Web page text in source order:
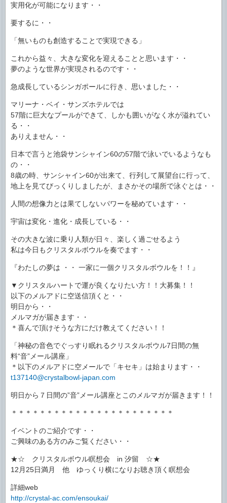
実用化が可能になります・・
要するに・・
「無いものも創造することで実現できる」
これから益々、大きな変化を迎えることと思います・・
夢のような世界が実現されるのです・・
急成長しているシンガポールに行き、思いました・・
マリーナ・ベイ・サンズホテルでは
57階に巨大なプールができて、しかも囲いがなく水が溢れてい
る・・
ありえません・・
日本で言うと池袋サンシャイン60の57階で泳いでいるようなも
の・・
8歳の時、サンシャイン60が出来て、行列して展望台に行って、
地上を見てびっくりしましたが、まさかその場所で泳ぐとは・・
人間の想像力とは果てしないパワーを秘めています・・
宇宙は変化・進化・成長している・・
その大きな波に乗り人類が日々、楽しく過ごせるよう
私は今日もクリスタルボウルを奏でます・・
『わたしの夢は ・・ 一家に一個クリスタルボウルを！！』
▼クリスタルハートで運が良くなりたい方！！大募集！！
以下のメルアドに空送信頂くと・・
明日から・・
メルマガが届きます・・
＊喜んで頂けそうな方にだけ教えてください！！
「神秘の音色でぐっすり眠れるクリスタルボウル7日間の無
料“音”メール講座」
＊以下のメルアドに空メールで「キセキ」は始まります・・
t137140@crystalbowl-japan.com
明日から７日間の”音”メール講座とこのメルマガが届きます！！
＊＊＊＊＊＊＊＊＊＊＊＊＊＊＊＊＊＊＊＊＊＊＊
イベントのご紹介です・・
ご興味のある方のみご覧ください・・
★☆ クリスタルボウル瞑想会 in 汐留 ☆★
12月25日満月 他 ゆっくり横になりお聴き頂く瞑想会
詳細web
http://crystal-ac.com/ensoukai/